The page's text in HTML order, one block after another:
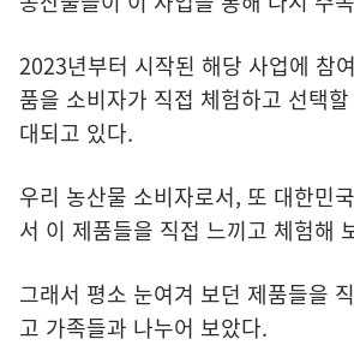
2023년부터 시작된 해당 사업에 참
품을 소비자가 직접 체험하고 선택
대되고 있다.
우리 농산물 소비자로서, 또 대한민
서 이 제품들을 직접 느끼고 체험해
그래서 평소 눈여겨 보던 제품들을
고 가족들과 나누어 보았다.